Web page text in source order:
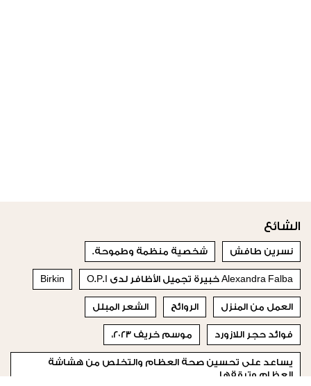
الشائع
نسرين طافش شخصية منظمة وطموحة.
Alexandra Falba خبيرة تجميل الأظافر لدى O.P.I Birkin
العمل من المنزل الروائح الشعر المبلل
فوائد حجر اللازورد موسم خريف ٢٠٢٣،
يساعد على تحسين صحة العظام والتخلص من هشاشة
العظام وترققها